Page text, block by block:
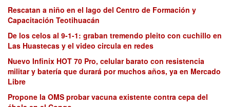
Rescatan a niño en el lago del Centro de Formación y
Capacitación Teotihuacán
De los celos al 9-1-1: graban tremendo pleito con cuchillo en
Las Huastecas y el video circula en redes
Nuevo Infinix HOT 70 Pro, celular barato con resistencia
militar y batería que durará por muchos años, ya en Mercado
Libre
Propone la OMS probar vacuna existente contra cepa del